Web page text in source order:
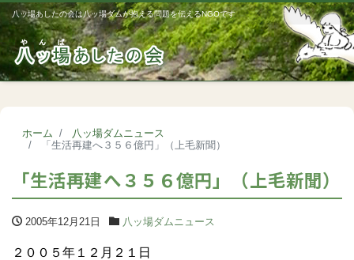
八ッ場あしたの会は八ッ場ダムが抱える問題を伝えるNGOです
ホーム
八ッ場ダムニュース
「生活再建へ３５６億円」（上毛新聞）
「生活再建へ３５６億円」（上毛新聞）
2005年12月21日 八ッ場ダムニュース
２００５年１２月２１日